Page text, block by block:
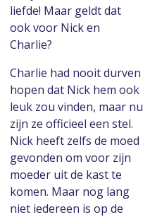
liefde! Maar geldt dat
ook voor Nick en
Charlie?
Charlie had nooit durven
hopen dat Nick hem ook
leuk zou vinden, maar nu
zijn ze officieel een stel.
Nick heeft zelfs de moed
gevonden om voor zijn
moeder uit de kast te
komen. Maar nog lang
niet iedereen is op de